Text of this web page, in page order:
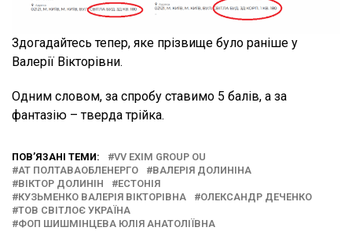
Здогадайтесь тепер, яке прізвище було раніше у
Валерії Вікторівни.
Одним словом, за спробу ставимо 5 балів, а за
фантазію – тверда трійка.
ПОВ’ЯЗАНІ ТЕМИ:
VV EXIM GROUP OU
АТ ПОЛТАВАОБЛЕНЕРГО
ВАЛЕРІЯ ДОЛИНІНА
ВІКТОР ДОЛИНІН
ЕСТОНІЯ
КУЗЬМЕНКО ВАЛЕРІЯ ВІКТОРІВНА
ОЛЕКСАНДР ДЕЧЕНКО
ТОВ СВІТЛОЄ УКРАЇНА
ФОП ШИШМІНЦЕВА ЮЛІЯ АНАТОЛІЇВНА